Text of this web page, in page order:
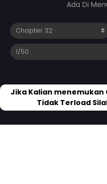
Ada Di
Jika Kalian menemukan
Tidak Terload